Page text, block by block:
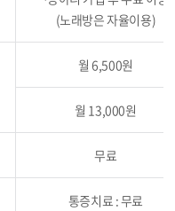
(노래방은 자율이용)
월 6,500원
월 13,000원
무료
통증치료 : 무료